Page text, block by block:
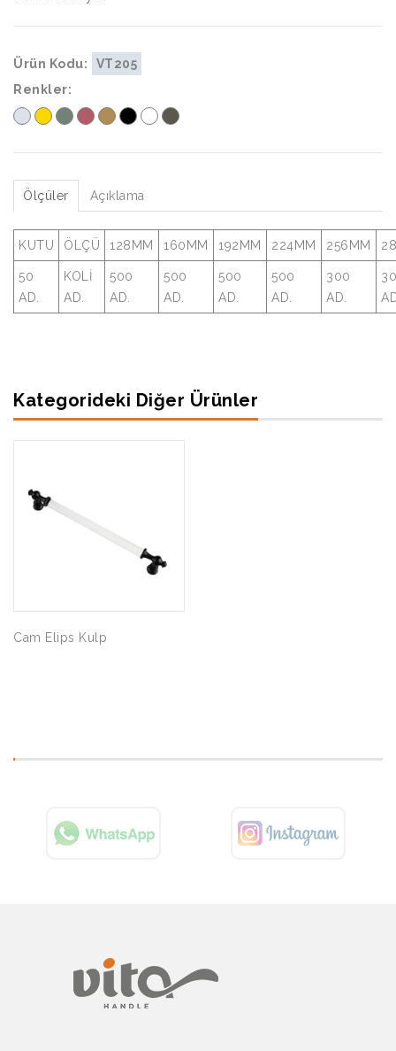
Ürün Kodu:
VT205
Renkler:
Ölçüler Açıklama
KUTU ÖLÇÜ 128MM 160MM 192MM 224MM 256MM
50
AD.
KOLİ
AD.
500
AD.
500
AD.
500
AD.
500
AD.
300
AD.
Kategorideki Diğer Ürünler
Cam Elips Kulp